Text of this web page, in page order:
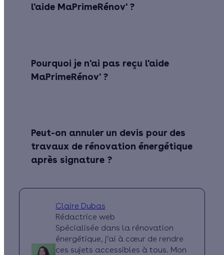
l'aide MaPrimeRénov' ?
Pourquoi je n'ai pas reçu l'aide
MaPrimeRénov' ?
Peut-on annuler un devis pour des
travaux de rénovation énergétique
après signature ?
Claire Dubas
Rédactrice web
Spécialisée dans la rénovation
énergétique, j’ai à cœur de rendre
ces sujets accessibles à tous. Mon